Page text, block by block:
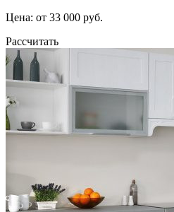
Цена: от 33 000 руб.
Рассчитать